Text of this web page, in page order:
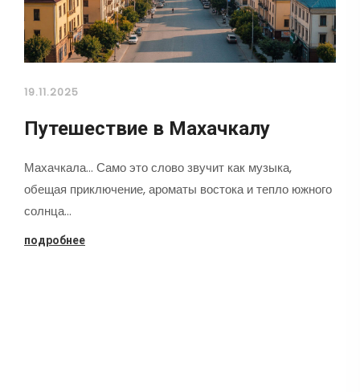
19.11.2025
Путешествие в Махачкалу
Махачкала... Само это слово звучит как музыка,
обещая приключение, ароматы востока и тепло южного
солнца…
подробнее